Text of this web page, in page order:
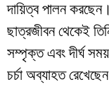
দায়িত্ব পালন
ছাত্রজীবন থেকেই
সম্পৃক্ত এবং দীর্ঘ
চর্চা অব্যাহত